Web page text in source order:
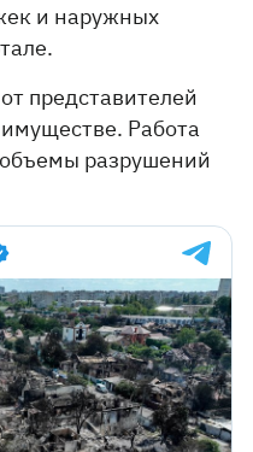
и наружных
представителей
Работа
разрушений